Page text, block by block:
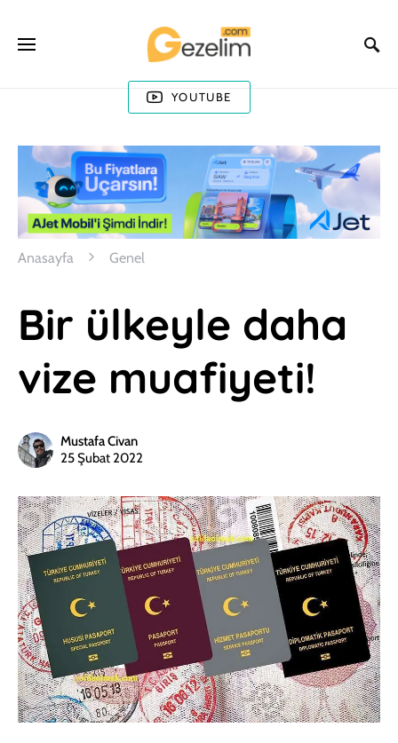
YOUTUBE
Anasayfa Genel
Bir ülkeyle daha
vize muafiyeti!
Mustafa Civan
25 Şubat 2022